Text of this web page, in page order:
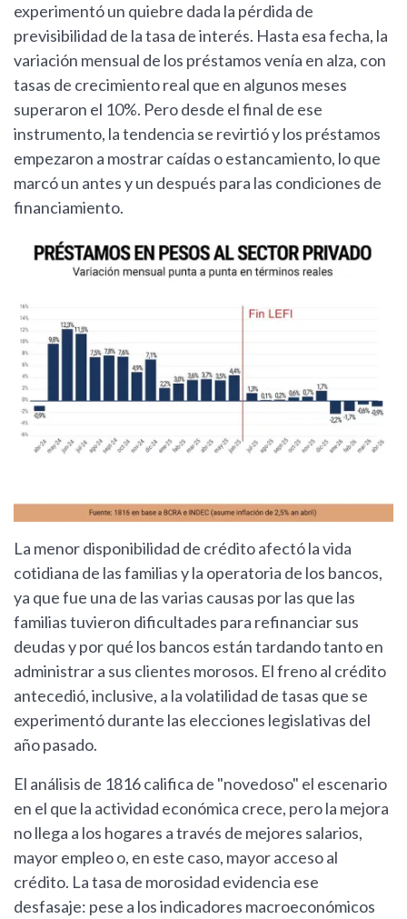
experimentó un quiebre dada la pérdida de
previsibilidad de la tasa de interés. Hasta esa fecha, la
variación mensual de los préstamos venía en alza, con
tasas de crecimiento real que en algunos meses
superaron el 10%. Pero desde el final de ese
instrumento, la tendencia se revirtió y los préstamos
empezaron a mostrar caídas o estancamiento, lo que
marcó un antes y un después para las condiciones de
financiamiento.
La menor disponibilidad de crédito afectó la vida
cotidiana de las familias y la operatoria de los bancos,
ya que fue una de las varias causas por las que las
familias tuvieron dificultades para refinanciar sus
deudas y por qué los bancos están tardando tanto en
administrar a sus clientes morosos. El freno al crédito
antecedió, inclusive, a la volatilidad de tasas que se
experimentó durante las elecciones legislativas del
año pasado.
El análisis de 1816 califica de "novedoso" el escenario
en el que la actividad económica crece, pero la mejora
no llega a los hogares a través de mejores salarios,
mayor empleo o, en este caso, mayor acceso al
crédito. La tasa de morosidad evidencia ese
desfasaje: pese a los indicadores macroeconómicos